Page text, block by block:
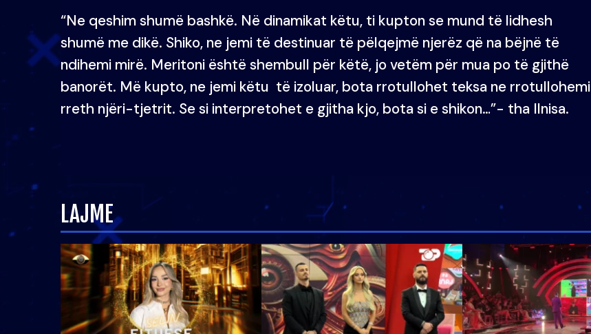
“Ne qeshim shumë bashkë. Në dinamikat këtu, ti kupton se mund të lidhesh
shumë me dikë. Shiko, ne jemi të destinuar të pëlqejmë njerëz që na bëjnë të
ndihemi mirë. Meritoni është shembull për këtë, jo vetëm për mua po të gjithë
banorët. Më kupto, ne jemi këtu të izoluar, bota rrotullohet teksa ne rrotullohemi
rreth njëri-tjetrit. Se si interpretohet e gjitha kjo, bota si e shikon…”- tha Ilnisa.
LAJME